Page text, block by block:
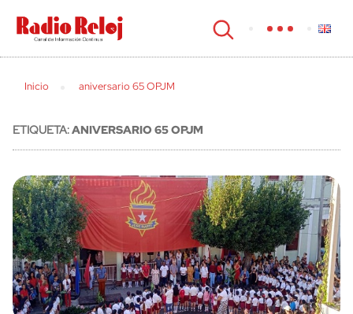
cerrar
Inicio aniversario 65 OPJM
ETIQUETA:ANIVERSARIO 65 OPJM